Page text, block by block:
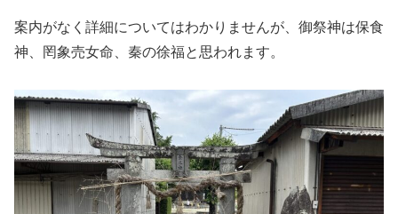
案内がなく詳細についてはわかりませんが、御祭神は保食
神、罔象売女命、秦の徐福と思われます。